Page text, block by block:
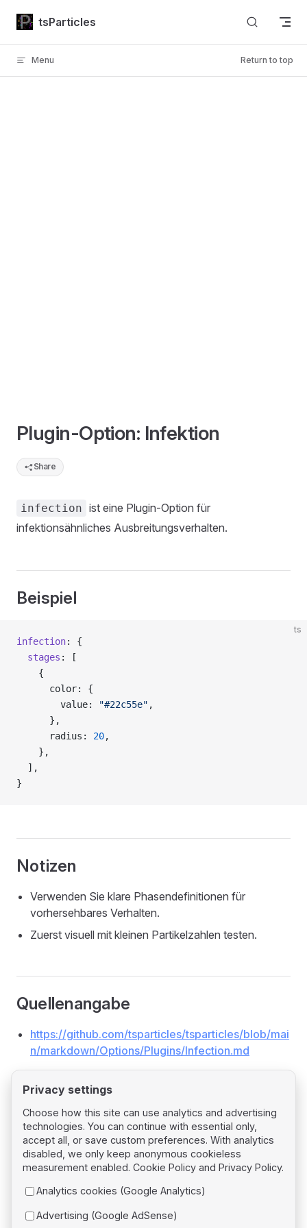
Skip to content
tsParticles
Menu Return to top
Plugin-Option: Infektion
Share
infection ist eine Plugin-Option für
infektionsähnliches Ausbreitungsverhalten.
Beispiel
ts
infection: {
  stages
: [
    {
      color: {
        value:
"#22c55e" ,
      },
      radius:
20,
    },
  ],
}
Notizen
Verwenden Sie klare Phasendefinitionen für
vorhersehbares Verhalten.
Zuerst visuell mit kleinen Partikelzahlen testen.
Quellenangabe
https://github.com/tsparticles/tsparticles/blob/mai
n/markdown/Options/Plugins/Infection.md
PagerPrevious page
Plugin: Exports
Plugin: Interactions
Privacy settings
Choose how this site can use analytics and advertising
technologies. You can continue with essential only,
accept all, or save custom preferences. With analytics
disabled, we only keep anonymous cookieless
measurement enabled. Cookie Policy and Privacy Policy.
Analytics cookies (Google Analytics)
Advertising (Google AdSense)